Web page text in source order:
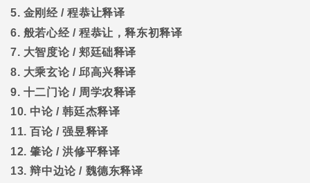
5. 金刚经/程恭让释译
6. 般若心经/程恭让，释东初释译
7. 大智度论/郏廷础释译
8. 大乘玄论/邱高兴释译
9. 十二门论/ 周学农释译
10. 中论/韩廷杰释译
11.百论/强昱释译
12.肇论/洪修平释译
13.辩中边论/ 魏德东释译